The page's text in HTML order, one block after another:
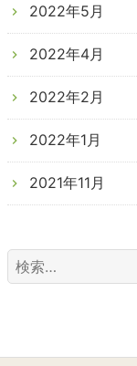
2022年5月
2022年4月
2022年2月
2022年1月
2021年11月
検
索: